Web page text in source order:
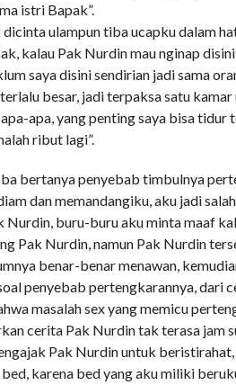
istri Bapak”.
dicinta ulampun tiba ucapku dalam
kalau Pak Nurdin mau nginap
saya disini sendirian jadi sama
besar, jadi terpaksa satu kamar
apa, yang penting saya bisa tidur
ribut lagi”.
bertanya penyebab timbulnya
dan memandangiku, aku jadi
Nurdin, buru-buru aku minta maaf
Pak Nurdin, namun Pak Nurdin
benar-benar menawan,
penyebab pertengkarannya, dari
masalah sex yang memicu
cerita Pak Nurdin tak terasa jam
Pak Nurdin untuk
karena bed yang aku miliki